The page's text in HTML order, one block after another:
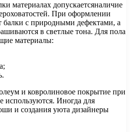
материалах допускаетсяналичие
При оформлении
балки с природными дефектами, а
в светлые тона. Для пола
материалы:
и ковролиновое покрытие при
используются. Иногда для
и создания уюта дизайнеры